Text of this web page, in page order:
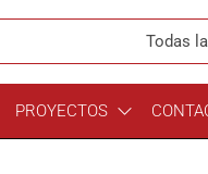
PROYECTOS